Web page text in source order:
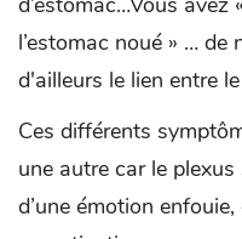
l’estomac noué » …
d'ailleurs le lien entre
Ces différents
une autre car le plexus
d’une émotion